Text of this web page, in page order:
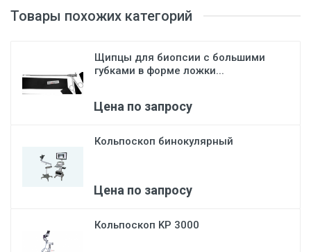
Товары похожих категорий
Щипцы для биопсии с большими
губками в форме ложки...
Цена по запросу
Кольпоскоп бинокулярный
Цена по запросу
Кольпоскоп KP 3000